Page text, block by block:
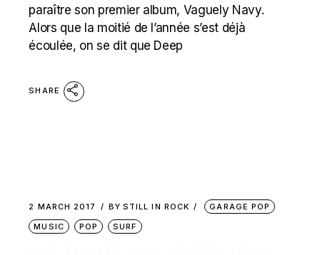
paraître son premier album, Vaguely Navy.
Alors que la moitié de l’année s’est déjà
écoulée, on se dit que Deep
SHARE
2 MARCH 2017 BY STILL IN ROCK
GARAGE POP
MUSIC
POP SURF